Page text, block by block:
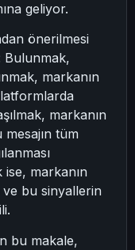
geliyor.
önerilmesi
Bulunmak,
markanın
markanın
tüm
markanın
bu sinyallerin
bu makale,